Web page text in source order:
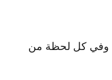
وفي كل لحظة من